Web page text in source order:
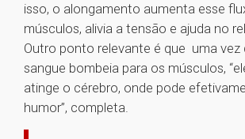
isso, o alongamento aumenta esse
músculos, alivia a tensão e ajuda no
Outro ponto relevante é que uma vez
sangue bombeia para os músculos,
atinge o cérebro, onde pode
humor”, completa.